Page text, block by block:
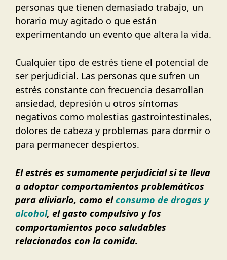
personas que tienen demasiado trabajo, un
horario muy agitado o que están
experimentando un evento que altera la vida.
Cualquier tipo de estrés tiene el potencial de
ser perjudicial. Las personas que sufren un
estrés constante con frecuencia desarrollan
ansiedad, depresión u otros síntomas
negativos como molestias gastrointestinales,
dolores de cabeza y problemas para dormir o
para permanecer despiertos.
El estrés es sumamente perjudicial si te lleva
a adoptar comportamientos problemáticos
para aliviarlo, como elconsumo de drogas y
alcohol, el gasto compulsivo y los
comportamientos poco saludables
relacionados con la comida.